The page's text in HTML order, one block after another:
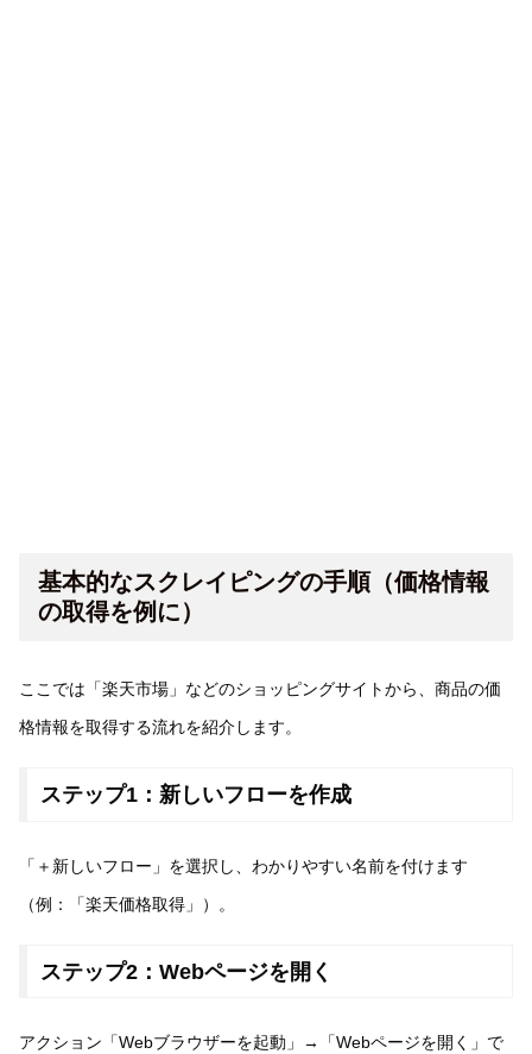
基本的なスクレイピングの手順（価格情報
の取得を例に）
ここでは「楽天市場」などのショッピングサイトから、商品の価
格情報を取得する流れを紹介します。
ステップ1：新しいフローを作成
「＋新しいフロー」を選択し、わかりやすい名前を付けます
（例：「楽天価格取得」）。
ステップ2：Webページを開く
アクション「Webブラウザーを起動」→「Webページを開く」で